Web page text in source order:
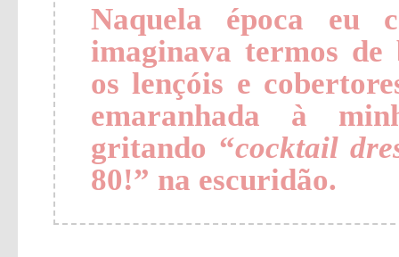
Naquela época eu
imaginava termos de
os lençóis e
emaranhada à
gritando “cocktail
80!” na escuridão.